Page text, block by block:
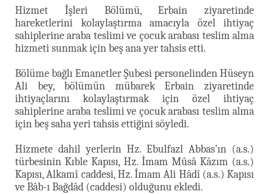
Hizmet İşleri Bölümü, Erbain ziyaretinde
hareketlerini kolaylaştırma amacıyla özel ihtiyaç
sahiplerine araba teslimi ve çocuk arabası teslim alma
hizmeti sunmak için beş ana yer tahsis etti.
Bölüme bağlı Emanetler Şubesi personelinden Hüseyn
Ali bey, bölümün mübarek Erbain ziyaretinde
ihtiyaçlarını kolaylaştırmak için özel ihtiyaç
sahiplerine araba teslimi ve çocuk arabası teslim alma
için beş saha yeri tahsis ettiğini söyledi.
Hizmete dahil yerlerin Hz. Ebulfazl Abbas'ın (a.s.)
türbesinin Kıble Kapısı, Hz. İmam Mûsâ Kâzım (a.s.)
Kapısı, Alkamî caddesi, Hz. İmam Ali Hâdî (a.s.) Kapısı
ve Bâb-ı Bağdâd (caddesi) olduğunu ekledi.